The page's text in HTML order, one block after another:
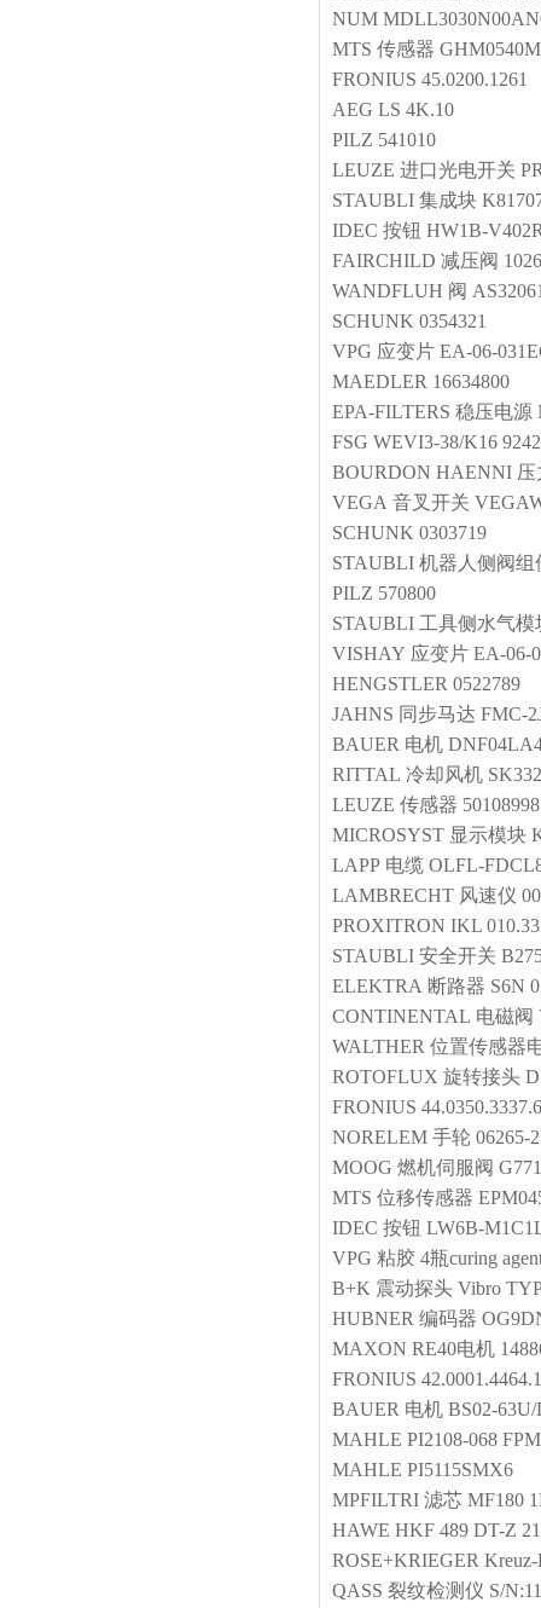
NUM
MTS 传感器
FRONIUS 45.0200.1261
AEG LS 4K.10
PILZ 541010
LEUZE 进口光电开关
STAUBLI 集成块
IDEC 按钮 HW1B-
FAIRCHILD 减压阀
WANDFLUH 阀
SCHUNK 0354321
VPG 应变片 EA-06-
MAEDLER 16634800
EPA-FILTERS 稳压电源
FSG WEVI3-38/K16
BOURDON HAENNI 压
VEGA 音叉开关
SCHUNK 0303719
STAUBLI 机器人侧阀组
PILZ 570800
STAUBLI 工具侧水气模
VISHAY 应变片 EA-06-
HENGSTLER 0522789
JAHNS 同步马达 FMC-
BAUER 电机
RITTAL 冷却风机
LEUZE 传感器
MICROSYST 显示模块
LAPP 电缆 OLFL-
LAMBRECHT 风速仪
PROXITRON IKL
STAUBLI 安全开关
ELEKTRA 断路器 S6N
CONTINENTAL 电磁阀
WALTHER 位置传感器
ROTOFLUX 旋转接头
FRONIUS
NORELEM 手轮 06265-
MOOG 燃机伺服阀
MTS 位移传感器
IDEC 按钮 LW6B-
VPG 粘胶 4瓶curing
B+K 震动探头 Vibro
HUBNER 编码器
MAXON RE40电机
FRONIUS
BAUER 电机 BS02-
MAHLE PI2108-068 FPM
MAHLE PI5115SMX6
MPFILTRI 滤芯 MF180
HAWE HKF 489 DT-Z
ROSE+KRIEGER
QASS 裂纹检测仪 S/